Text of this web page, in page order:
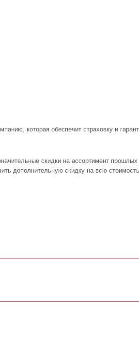
которая обеспечит страховку и
скидки на ассортимент
дополнительную скидку на всю